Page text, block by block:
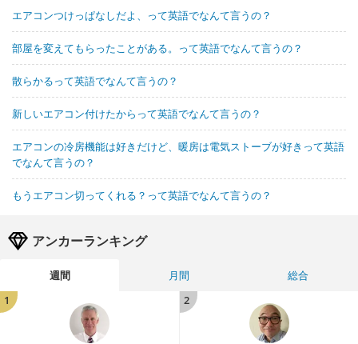
エアコンつけっぱなしだよ、って英語でなんて言うの？
部屋を変えてもらったことがある。って英語でなんて言うの？
散らかるって英語でなんて言うの？
新しいエアコン付けたからって英語でなんて言うの？
エアコンの冷房機能は好きだけど、暖房は電気ストーブが好きって英語
でなんて言うの？
もうエアコン切ってくれる？って英語でなんて言うの？
アンカーランキング
週間 月間
総合
1
2